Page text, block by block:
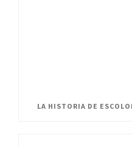
LA HISTORIA DE